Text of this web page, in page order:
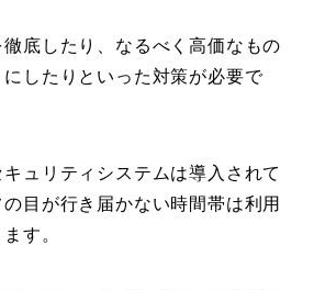
底したり、なるべく高価なもの
したりといった対策が必要で
ュリティシステムは導入されて
目が行き届かない時間帯は利用
す。